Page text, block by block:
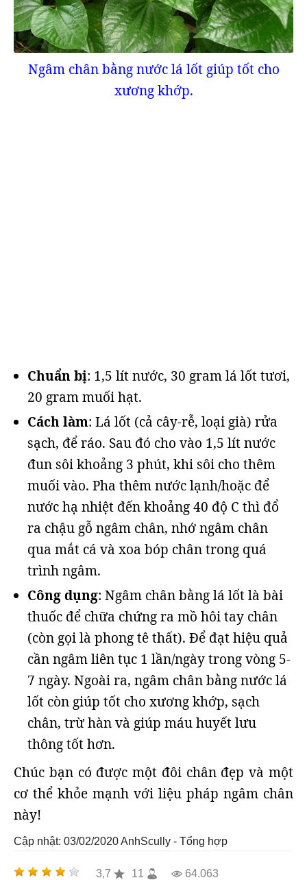
Ngâm chân bằng nước lá lốt giúp tốt cho
xương khớp.
Chuẩn bị: 1,5 lít nước, 30 gram lá lốt tươi,
20 gram muối hạt.
Cách làm: Lá lốt (cả cây-rễ, loại già) rửa
sạch, để ráo. Sau đó cho vào 1,5 lít nước
đun sôi khoảng 3 phút, khi sôi cho thêm
muối vào. Pha thêm nước lạnh/hoặc để
nước hạ nhiệt đến khoảng 40 độ C thì đổ
ra chậu gỗ ngâm chân, nhớ ngâm chân
qua mắt cá và xoa bóp chân trong quá
trình ngâm.
Công dụng: Ngâm chân bằng lá lốt là bài
thuốc để chữa chứng ra mồ hôi tay chân
(còn gọi là phong tê thất). Để đạt hiệu quả
cần ngâm liên tục 1 lần/ngày trong vòng 5-
7 ngày. Ngoài ra, ngâm chân bằng nước lá
lốt còn giúp tốt cho xương khớp, sạch
chân, trừ hàn và giúp máu huyết lưu
thông tốt hơn.
Chúc bạn có được một đôi chân đẹp và một
cơ thể khỏe mạnh với liệu pháp ngâm chân
này!
Cập nhật: 03/02/2020AnhScully - Tổng hợp
3,7 11 64.063